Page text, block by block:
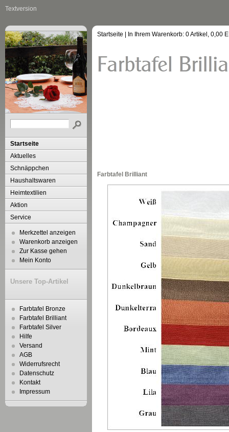
Textversion
Startseite
Aktuelles
Schnäppchen
Haushaltswaren
Heimtextilien
Aktion
Service
Merkzettel anzeigen
Warenkorb anzeigen
Zur Kasse gehen
Mein Konto
Unsere Top-Artikel
Farbtafel Bronze
Farbtafel Brilliant
Farbtafel Silver
Hilfe
Versand
AGB
Widerrufsrecht
Datenschutz
Kontakt
Impressum
Startseite | In Ihrem Warenkorb: 0Artikel, 0,00
Farbtafel Brilliant